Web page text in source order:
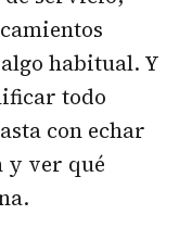
habitual. Y
todo
con echar
y ver qué